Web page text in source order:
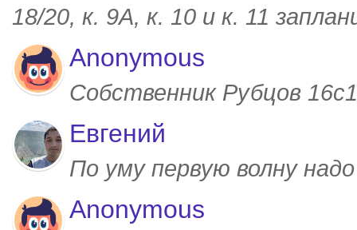
18/20, к. 9А, к. 10 и к. 11
Anonymous
Собственник Рубцов
Евгений
По уму первую волну
Anonymous